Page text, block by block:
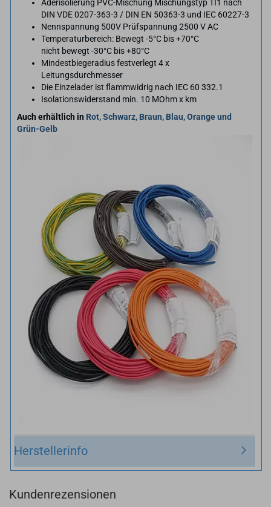
Aderisolierung PVC-Mischung Mischungstyp TI1 nach
DIN VDE 0207-363-3 / DIN EN 50363-3 und IEC 60227-3
Nennspannung 500V Prüfspannung 2500 V AC
Temperaturbereich: Bewegt -5°C bis +70°C
nicht bewegt -30°C bis +80°C
Mindestbiegeradius festverlegt 4 x
Leitungsdurchmesser
Die Einzelader ist flammwidrig nach IEC 60 332.1
Isolationswiderstand min. 10 MOhm x km
Auch erhältlich in Rot, Schwarz, Braun, Blau, Orange und
Grün-Gelb
Herstellerinfo
Kundenrezensionen